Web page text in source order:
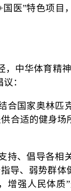
国医”特色项目
，中华体育精
：
合国家奥林匹
合适的健身
持、倡导各相
导、弱势群
增强人民体质